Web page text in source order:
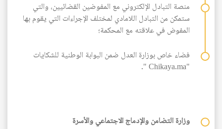
منصة التبادل الإلكتروني مع المفوضین القضائیین، والتي
ستمكن من التبادل اللامادي لمختلف الإجراءات التي يقوم بها
المفوض في علاقته مع المحكمة؛
فضاء خاص بوزارة العدل ضمن البوابة الوطنیة للشكایات
"Chikaya.ma ".
وزارة التضامن والإدماج الاجتماعي والأسرة